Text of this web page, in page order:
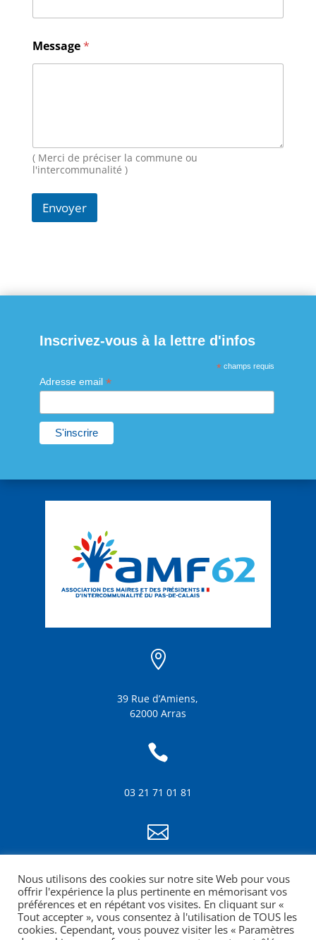
E
-
s
s
g
Message*
( Merci de préciser la commune ou
l'intercommunalité )
Envoyer
Inscrivez-vous à la lettre d'infos
* champs requis
Adresse email *

39 Rue d’Amiens,
62000 Arras

03 21 71 01 81

info@amf62.fr
mentions légales
Nous utilisons des cookies sur notre site Web pour vous
offrir l'expérience la plus pertinente en mémorisant vos
préférences et en répétant vos visites. En cliquant sur «
Tout accepter », vous consentez à l'utilisation de TOUS les
cookies. Cependant, vous pouvez visiter les « Paramètres